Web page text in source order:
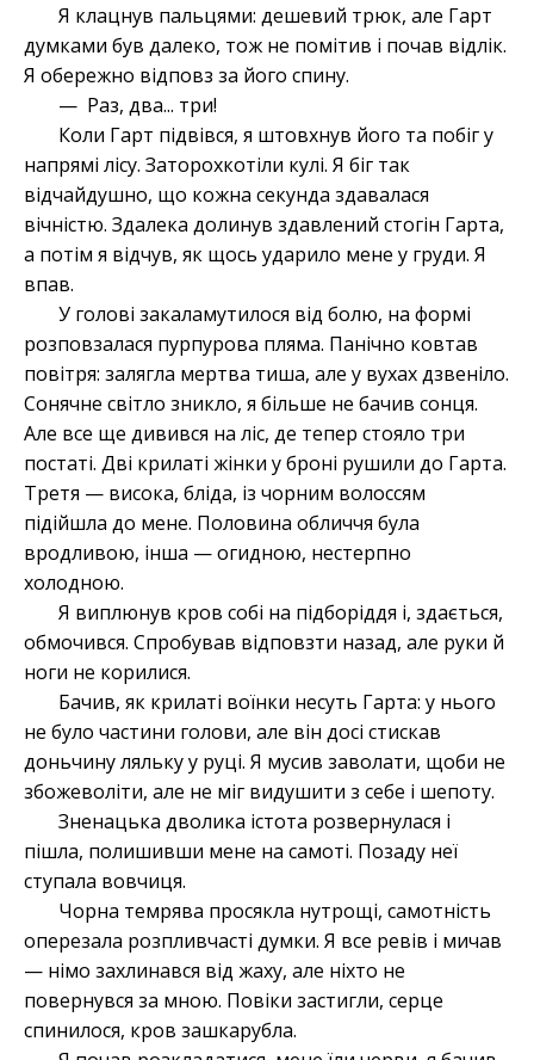
Я клацнув пальцями: дешевий трюк, але Гарт
думками був далеко, тож не помітив і почав відлік.
Я обережно відповз за його спину.
— Раз, два... три!
Коли Гарт підвівся, я штовхнув його та побіг у
напрямі лісу. Заторохкотіли кулі. Я біг так
відчайдушно, що кожна секунда здавалася
вічністю. Здалека долинув здавлений стогін Гарта,
а потім я відчув, як щось ударило мене у груди. Я
впав.
У голові закаламутилося від болю, на формі
розповзалася пурпурова пляма. Панічно ковтав
повітря: залягла мертва тиша, але у вухах дзвеніло.
Сонячне світло зникло, я більше не бачив сонця.
Але все ще дивився на ліс, де тепер стояло три
постаті. Дві крилаті жінки у броні рушили до Гарта.
Третя — висока, бліда, із чорним волоссям
підійшла до мене. Половина обличчя була
вродливою, інша — огидною, нестерпно
холодною.
Я виплюнув кров собі на підборіддя і, здається,
обмочився. Спробував відповзти назад, але руки й
ноги не корилися.
Бачив, як крилаті воїнки несуть Гарта: у нього
не було частини голови, але він досі стискав
доньчину ляльку у руці. Я мусив заволати, щоби не
збожеволіти, але не міг видушити з себе і шепоту.
Зненацька дволика істота розвернулася і
пішла, полишивши мене на самоті. Позаду неї
ступала вовчиця.
Чорна темрява просякла нутрощі, самотність
оперезала розпливчасті думки. Я все ревів і мичав
— німо захлинався від жаху, але ніхто не
повернувся за мною. Повіки застигли, серце
спинилося, кров зашкарубла.